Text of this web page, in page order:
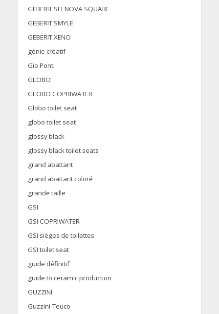
GEBERIT SELNOVA SQUARE
GEBERIT SMYLE
GEBERIT XENO
génie créatif
Gio Ponti
GLOBO
GLOBO COPRIWATER
Globo toilet seat
globo toilet seat
glossy black
glossy black toilet seats
grand abattant
grand abattant coloré
grande taille
GSI
GSI COPRIWATER
GSI sièges de toilettes
GSI toilet seat
guide définitif
guide to ceramic production
GUZZINI
Guzzini-Teuco